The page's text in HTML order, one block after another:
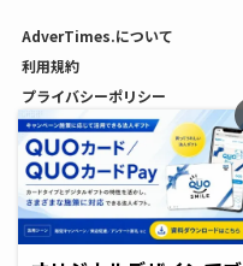
AdverTimes.について
利用規約
プライバシーポリシー
利用者情報の外部送信について